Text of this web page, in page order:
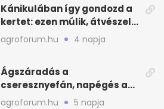
Kánikulában így gondozd a
kertet: ezen múlik, átvészeli-
e a hőséget
agroforum.hu 4 napja
Ágszáradás a
cseresznyefán, napégés a
kajszin: mit tehetsz most?
agroforum.hu 5 napja